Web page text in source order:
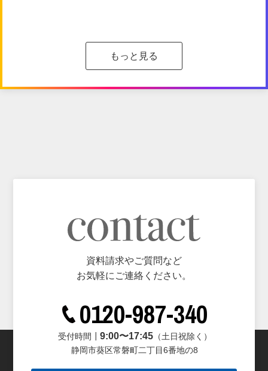
もっと見る
資料請求やご質問など
お気軽にご連絡ください。
0120-987-340
受付時間┃ 9:00〜17:45（土日祝除く）
静岡市葵区常磐町二丁目6番地の8